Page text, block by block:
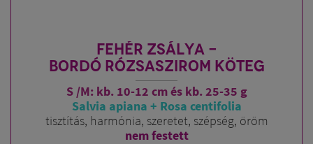
FEHÉR ZSÁLYA -
BORDÓ RÓZSASZIROM KÖTEG
S /M: kb. 10-12 cm és kb. 25-35 g
Salvia apiana + Rosa centifolia
tisztítás, harmónia, szeretet, szépség, öröm
nem festett